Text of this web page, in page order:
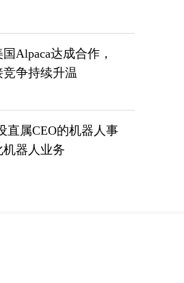
Alpaca达成合作，
争持续升温
直属CEO的机器人事
器人业务